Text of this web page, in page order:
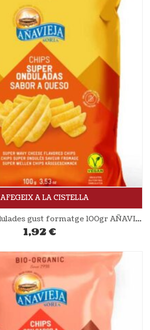
AFEGEIX A LA CISTELLA
Patates xips ondulades gust formatge 100gr AÑAVIEJA
1,92€